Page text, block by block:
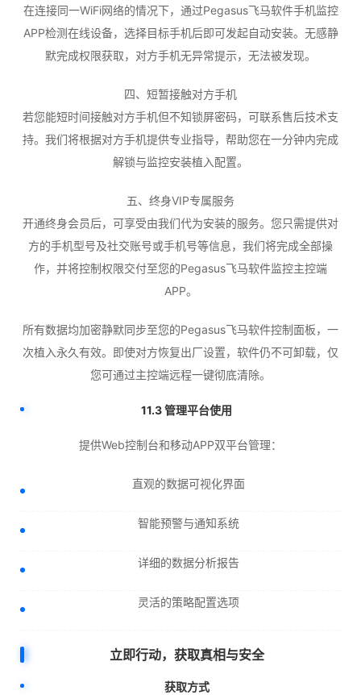
在连接同一WiFi网络的情况下，通过Pegasus飞马软件手机监控
APP检测在线设备，选择目标手机后即可发起自动安装。无感静
默完成权限获取，对方手机无异常提示，无法被发现。
四、短暂接触对方手机
若您能短时间接触对方手机但不知锁屏密码，可联系售后技术支
持。我们将根据对方手机提供专业指导，帮助您在一分钟内完成
解锁与监控安装植入配置。
五、终身VIP专属服务
开通终身会员后，可享受由我们代为安装的服务。您只需提供对
方的手机型号及社交账号或手机号等信息，我们将完成全部操
作，并将控制权限交付至您的Pegasus飞马软件监控主控端
APP。
所有数据均加密静默同步至您的Pegasus飞马软件控制面板，一
次植入永久有效。即使对方恢复出厂设置，软件仍不可卸载，仅
您可通过主控端远程一键彻底清除。
11.3 管理平台使用
提供Web控制台和移动APP双平台管理：
直观的数据可视化界面
智能预警与通知系统
详细的数据分析报告
灵活的策略配置选项
立即行动，获取真相与安全
获取方式